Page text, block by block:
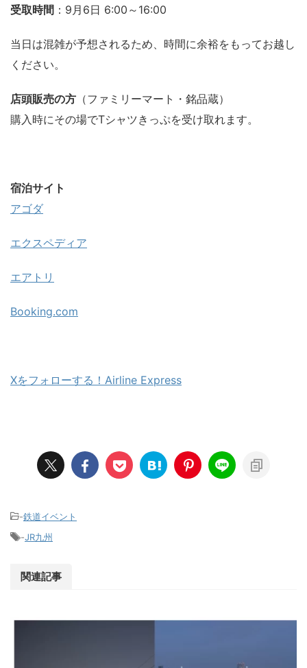
受取時間 ：9月6日 6:00～16:00
当日は混雑が予想されるため、時間に余裕をもってお越し
ください。
店頭販売の方 （ファミリーマート・銘品蔵）
購入時にその場でTシャツきっぷを受け取れます。
宿泊サイト
アゴダ
エクスペディア
エアトリ
Booking.com
Xをフォローする！Airline Express
-鉄道イベント
-JR九州
関連記事